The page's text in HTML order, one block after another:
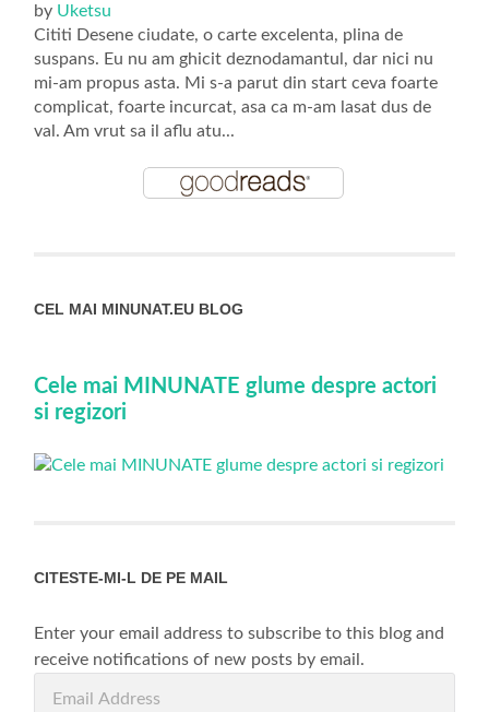
by Uketsu
Cititi Desene ciudate, o carte excelenta, plina de
suspans. Eu nu am ghicit deznodamantul, dar nici nu
mi-am propus asta. Mi s-a parut din start ceva foarte
complicat, foarte incurcat, asa ca m-am lasat dus de
val. Am vrut sa il aflu atu...
CEL MAI MINUNAT.EU BLOG
Cele mai MINUNATE glume despre actori
si regizori
CITESTE-MI-L DE PE MAIL
Enter your email address to subscribe to this blog and
receive notifications of new posts by email.